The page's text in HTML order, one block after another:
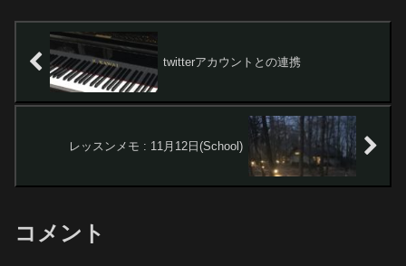
twitterアカウントとの連携
レッスンメモ : 11月12日(School)
コメント